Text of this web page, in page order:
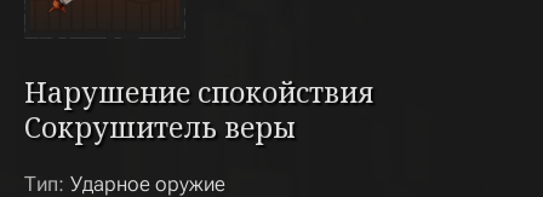
Нарушение спокойствия
Сокрушитель веры
Тип: Ударное оружие